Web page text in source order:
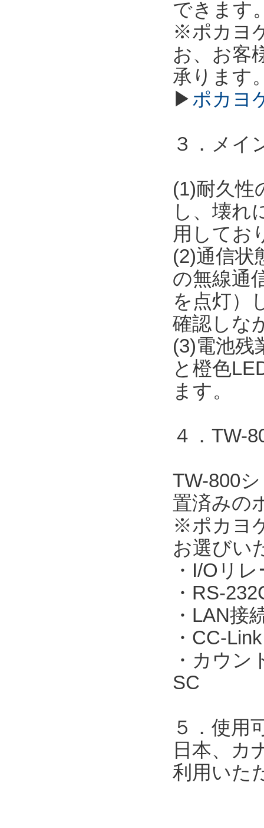
できます
※ポカヨ
お、お客
承ります
▶ポカヨ
３．メイ
(1)耐久性
し、壊れ
用してお
(2)通信状
の無線通
を点灯）
確認しな
(3)電池残
と橙色
ます。
４．TW-
TW-800
置済みの
※ポカヨ
お選びい
・I/Oリ
・RS-
・LAN接
・CC-
・カウン
SC
５．使用
日本、カ
利用いた